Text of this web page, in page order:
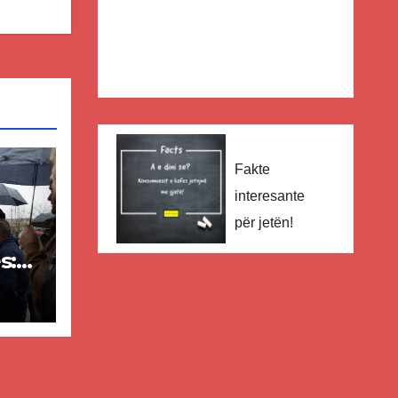
Fakte
interesante
për jetën!